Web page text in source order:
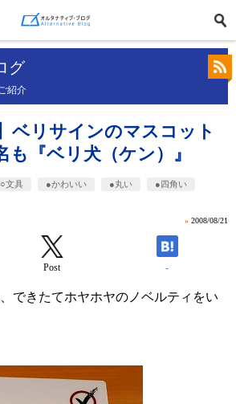
グ
紹介
ベリサインのマスコット
も『ベリ犬（ケン）』
○文具 ●かわいい ●丸い
●四角い
» 2008/08/21
Post -
できたてホヤホヤのノベルティをい